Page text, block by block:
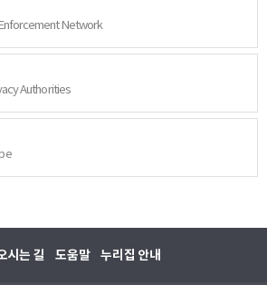
Network
Authorities
시는 길 도움말 누리집 안내